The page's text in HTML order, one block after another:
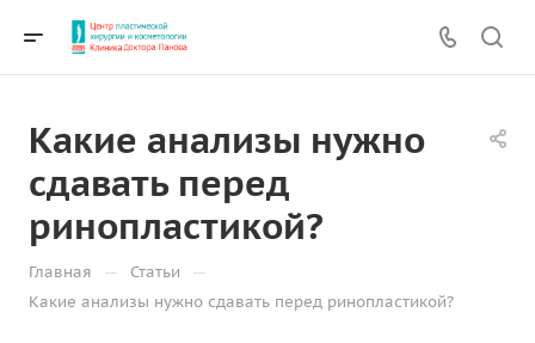
Какие анализы нужно
сдавать перед
ринопластикой?
Главная — Статьи —
Какие анализы нужно сдавать перед ринопластикой?